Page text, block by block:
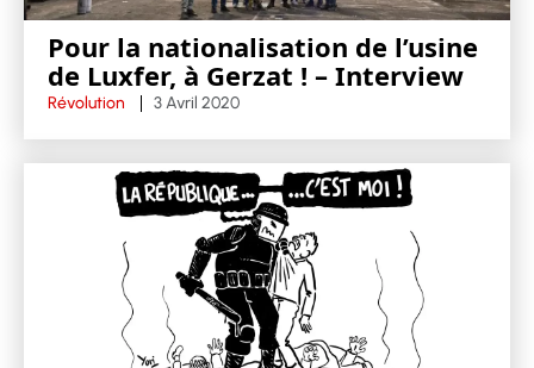
Pour la nationalisation de l’usine
de Luxfer, à Gerzat ! – Interview
Révolution 3 Avril 2020